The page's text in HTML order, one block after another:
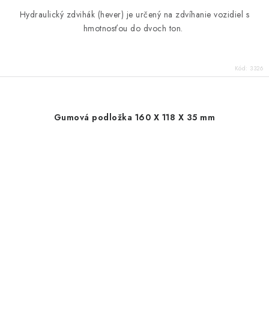
Hydraulický zdvihák (hever) je určený na zdvíhanie vozidiel s
hmotnosťou do dvoch ton.
Kód: 3326
Gumová podložka 160 X 118 X 35 mm